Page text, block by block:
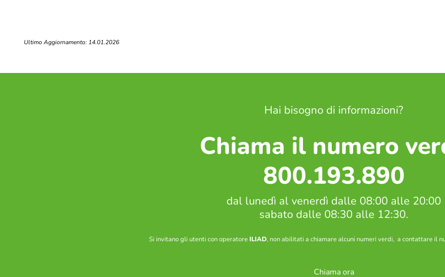
Ultimo Aggiornamento: 14.01.2026
Hai bisogno di informazioni?
Chiama il numero
800.193.890
dal lunedì al venerdì dalle 08:00 alle 20:00
sabato dalle 08:30 alle 12:30.
Si invitano gli utenti con operatore ILIAD, non abilitati a chiamare alcuni numeri verdi, a contattare il
Chiama ora